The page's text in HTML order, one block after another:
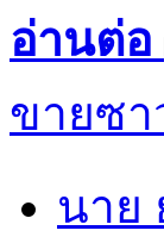
อ่านต่อ
ขายซา
นาย